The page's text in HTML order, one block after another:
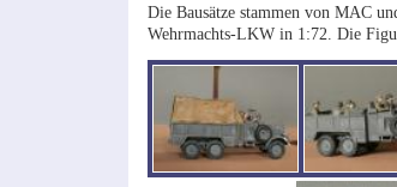
Die Bausätze stammen von MAC
Wehrmachts-LKW in 1:72. Die